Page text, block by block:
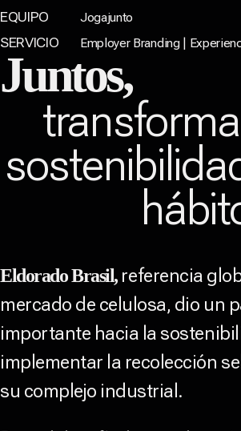
EQUIPO
Jogajunto
SERVICIO
Employer Branding |
Juntos,
Eldorado Brasil,referencia
mercado de celulosa, dio un
importante hacia la
implementar la recolección
su complejo industrial.